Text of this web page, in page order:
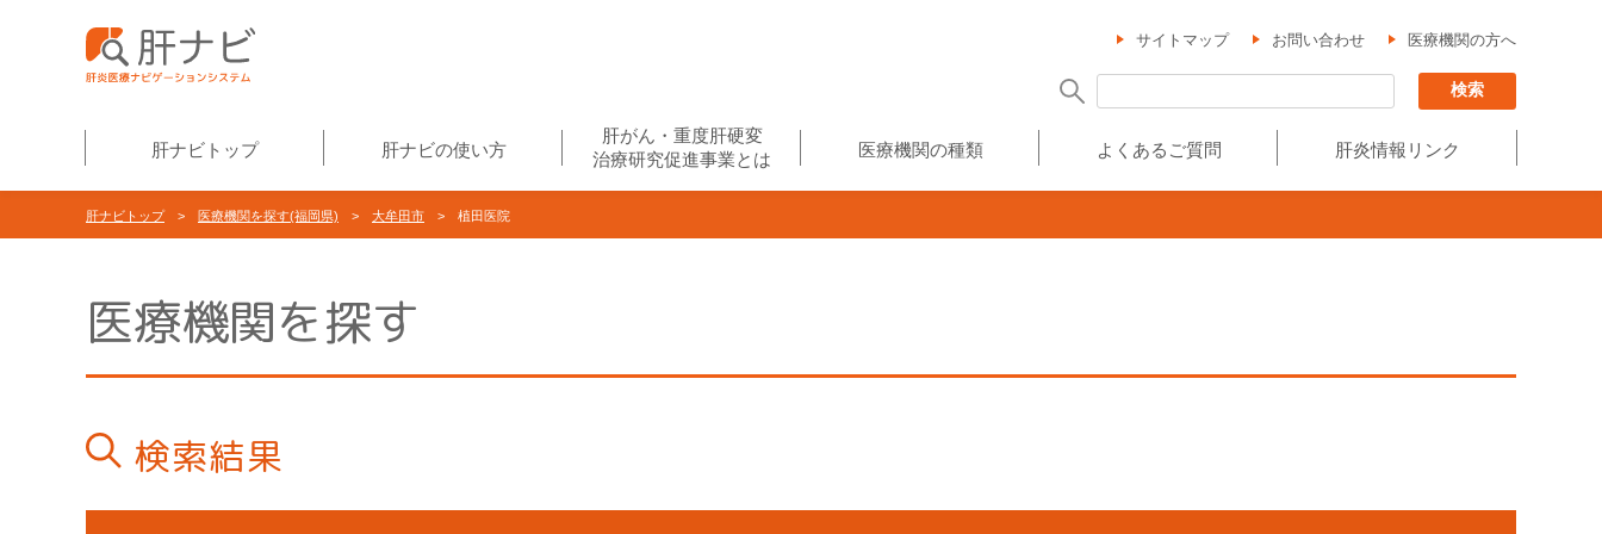
サイトマップ お問い合わせ 医療機関の方へ
肝ナビトップ 肝ナビの使い方
肝がん・重度肝硬変
治療研究促進事業とは
医療機関の種類 よくあるご質問 肝炎情報リンク
肝ナビトップ> 医療機関を探す(福岡県) > 大牟田市 > 植田医院
医療機関を探す
検索結果